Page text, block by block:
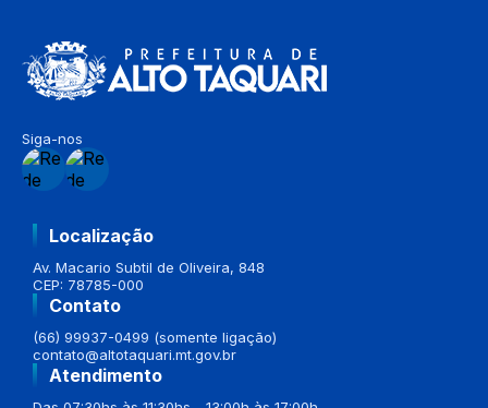
Siga-nos
Localização
Av. Macario Subtil de Oliveira, 848
CEP: 78785-000
Contato
(66) 99937-0499 (somente ligação)
contato@altotaquari.mt.gov.br
Atendimento